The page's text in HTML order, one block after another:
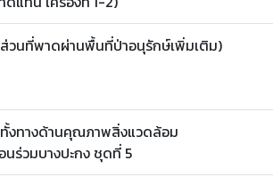
ส่วนที่พาดผ่านพื้นที่ป่าอนุรักษ์เพิ่มเติม)
ทั้งทางด้านคุณภาพสิ่งแวดล้อม
ร่วมบางปะกง ชุดที่ 5